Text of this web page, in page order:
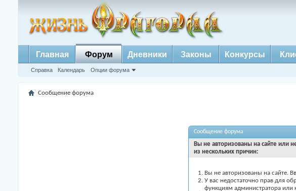
Главная Форум
Справка Календарь Опции форума
Дневники Законы Конкурсы
Сообщение форума
Сообщение форума
Вы не авторизованы на сайте или
из нескольких причин:
Вы не авторизованы на сайте.
У вас недостаточно прав для
функциям администратора